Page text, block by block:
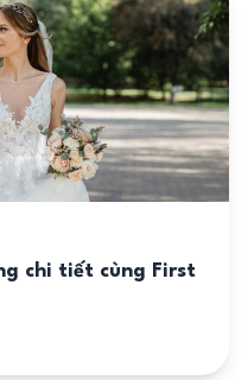
chi tiết cùng First